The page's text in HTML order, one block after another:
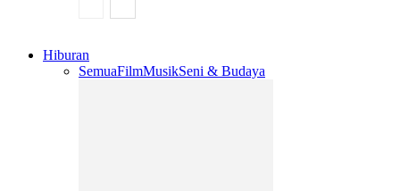
Hiburan
SemuaFilmMusikSeni & Budaya